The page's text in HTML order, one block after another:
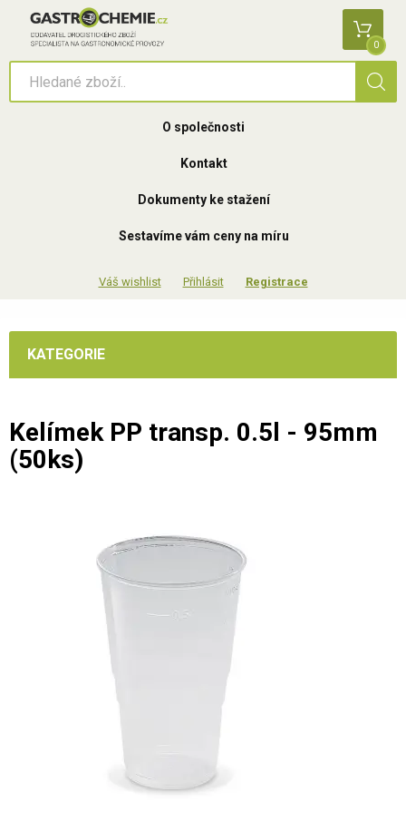
0
O společnosti
Kontakt
Dokumenty ke stažení
Sestavíme vám ceny na míru
Přihlásit Registrace
KATEGORIE
Kelímek PP transp. 0.5l - 95mm
(50ks)